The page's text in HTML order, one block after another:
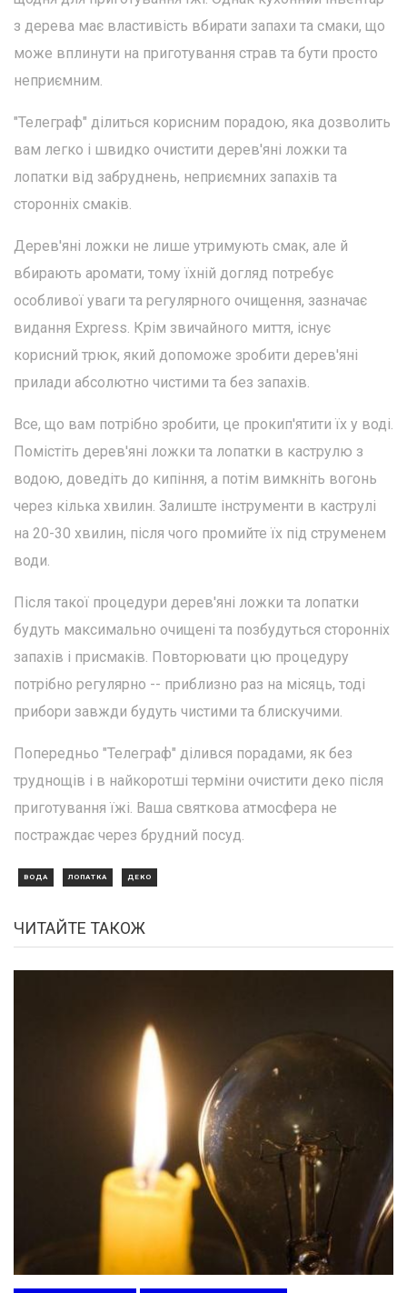
з дерева має властивість вбирати запахи та смаки, що
може вплинути на приготування страв та бути просто
неприємним.
"Телеграф" ділиться корисним порадою, яка дозволить
вам легко і швидко очистити дерев'яні ложки та
лопатки від забруднень, неприємних запахів та
сторонніх смаків.
Дерев'яні ложки не лише утримують смак, але й
вбирають аромати, тому їхній догляд потребує
особливої уваги та регулярного очищення, зазначає
видання Express. Крім звичайного миття, існує
корисний трюк, який допоможе зробити дерев'яні
прилади абсолютно чистими та без запахів.
Все, що вам потрібно зробити, це прокип'ятити їх у воді.
Помістіть дерев'яні ложки та лопатки в каструлю з
водою, доведіть до кипіння, а потім вимкніть вогонь
через кілька хвилин. Залиште інструменти в каструлі
на 20-30 хвилин, після чого промийте їх під струменем
води.
Після такої процедури дерев'яні ложки та лопатки
будуть максимально очищені та позбудуться сторонніх
запахів і присмаків. Повторювати цю процедуру
потрібно регулярно -- приблизно раз на місяць, тоді
прибори завжди будуть чистими та блискучими.
Попередньо "Телеграф" ділився порадами, як без
труднощів і в найкоротші терміни очистити деко після
приготування їжі. Ваша святкова атмосфера не
постраждає через брудний посуд.
ВОДА ЛОПАТКА ДЕКО
ЧИТАЙТЕ ТАКОЖ